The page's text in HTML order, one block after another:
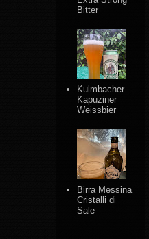
Bitter
Kulmbacher
Kapuziner
Weissbier
Birra Messina
Cristalli di
Sale